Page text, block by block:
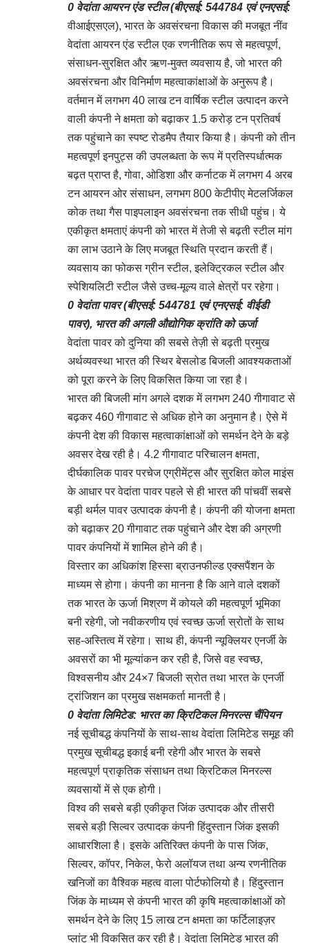
0 वेदांता आयरन एंड स्टील (बीएसई: 544784 एवं एनएसई:
वीआईएसएल), भारत के अवसंरचना विकास की मजबूत नींव
वेदांता आयरन एंड स्टील एक रणनीतिक रूप से महत्वपूर्ण,
संसाधन-सुरक्षित और ऋण-मुक्त व्यवसाय है, जो भारत की
अवसंरचना और विनिर्माण महत्वाकांक्षाओं के अनुरूप है।
वर्तमान में लगभग 40 लाख टन वार्षिक स्टील उत्पादन करने
वाली कंपनी ने क्षमता को बढ़ाकर 1.5 करोड़ टन प्रतिवर्ष
तक पहुंचाने का स्पष्ट रोडमैप तैयार किया है। कंपनी को तीन
महत्वपूर्ण इनपुट्स की उपलब्धता के रूप में प्रतिस्पर्धात्मक
बढ़त प्राप्त है, गोवा, ओडिशा और कर्नाटक में लगभग 4 अरब
टन आयरन ओर संसाधन, लगभग 800 केटीपीए मेटलर्जिकल
कोक तथा गैस पाइपलाइन अवसंरचना तक सीधी पहुंच। ये
एकीकृत क्षमताएं कंपनी को भारत में तेजी से बढ़ती स्टील मांग
का लाभ उठाने के लिए मजबूत स्थिति प्रदान करती हैं।
व्यवसाय का फोकस ग्रीन स्टील, इलेक्ट्रिकल स्टील और
स्पेशियलिटी स्टील जैसे उच्च-मूल्य वाले क्षेत्रों पर रहेगा।
0 वेदांता पावर (बीएसई: 544781 एवं एनएसई: वीईडी
पावर), भारत की अगली औद्योगिक क्रांति को ऊर्जा
वेदांता पावर को दुनिया की सबसे तेज़ी से बढ़ती प्रमुख
अर्थव्यवस्था भारत की स्थिर बेसलोड बिजली आवश्यकताओं
को पूरा करने के लिए विकसित किया जा रहा है।
भारत की बिजली मांग अगले दशक में लगभग 240 गीगावाट से
बढ़कर 460 गीगावाट से अधिक होने का अनुमान है। ऐसे में
कंपनी देश की विकास महत्वाकांक्षाओं को समर्थन देने के बड़े
अवसर देख रही है। 4.2 गीगावाट परिचालन क्षमता,
दीर्घकालिक पावर परचेज एग्रीमेंट्स और सुरक्षित कोल माइंस
के आधार पर वेदांता पावर पहले से ही भारत की पांचवीं सबसे
बड़ी थर्मल पावर उत्पादक कंपनी है। कंपनी की योजना क्षमता
को बढ़ाकर 20 गीगावाट तक पहुंचाने और देश की अग्रणी
पावर कंपनियों में शामिल होने की है।
विस्तार का अधिकांश हिस्सा ब्राउनफील्ड एक्सपैंशन के
माध्यम से होगा। कंपनी का मानना है कि आने वाले दशकों
तक भारत के ऊर्जा मिश्रण में कोयले की महत्वपूर्ण भूमिका
बनी रहेगी, जो नवीकरणीय एवं स्वच्छ ऊर्जा स्रोतों के साथ
सह-अस्तित्व में रहेगा। साथ ही, कंपनी न्यूक्लियर एनर्जी के
अवसरों का भी मूल्यांकन कर रही है, जिसे वह स्वच्छ,
विश्वसनीय और 24×7 बिजली स्रोत तथा भारत के एनर्जी
ट्रांजिशन का प्रमुख सक्षमकर्ता मानती है।
0 वेदांता लिमिटेड: भारत का क्रिटिकल मिनरल्स चैंपियन
नई सूचीबद्ध कंपनियों के साथ-साथ वेदांता लिमिटेड समूह की
प्रमुख सूचीबद्ध इकाई बनी रहेगी और भारत के सबसे
महत्वपूर्ण प्राकृतिक संसाधन तथा क्रिटिकल मिनरल्स
व्यवसायों में से एक होगी।
विश्व की सबसे बड़ी एकीकृत जिंक उत्पादक और तीसरी
सबसे बड़ी सिल्वर उत्पादक कंपनी हिंदुस्तान जिंक इसकी
आधारशिला है। इसके अतिरिक्त कंपनी के पास जिंक,
सिल्वर, कॉपर, निकेल, फेरो अलॉयज तथा अन्य रणनीतिक
खनिजों का वैश्विक महत्व वाला पोर्टफोलियो है। हिंदुस्तान
जिंक के माध्यम से कंपनी भारत की कृषि महत्वाकांक्षाओं को
समर्थन देने के लिए 15 लाख टन क्षमता का फर्टिलाइज़र
प्लांट भी विकसित कर रही है। वेदांता लिमिटेड भारत की